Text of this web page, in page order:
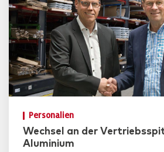
Personalien
Wechsel an der
Aluminium